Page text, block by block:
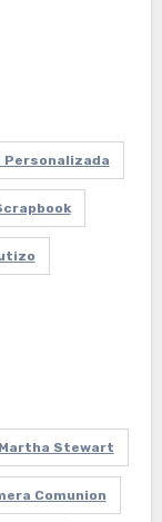
Martha Stewart
Comunion